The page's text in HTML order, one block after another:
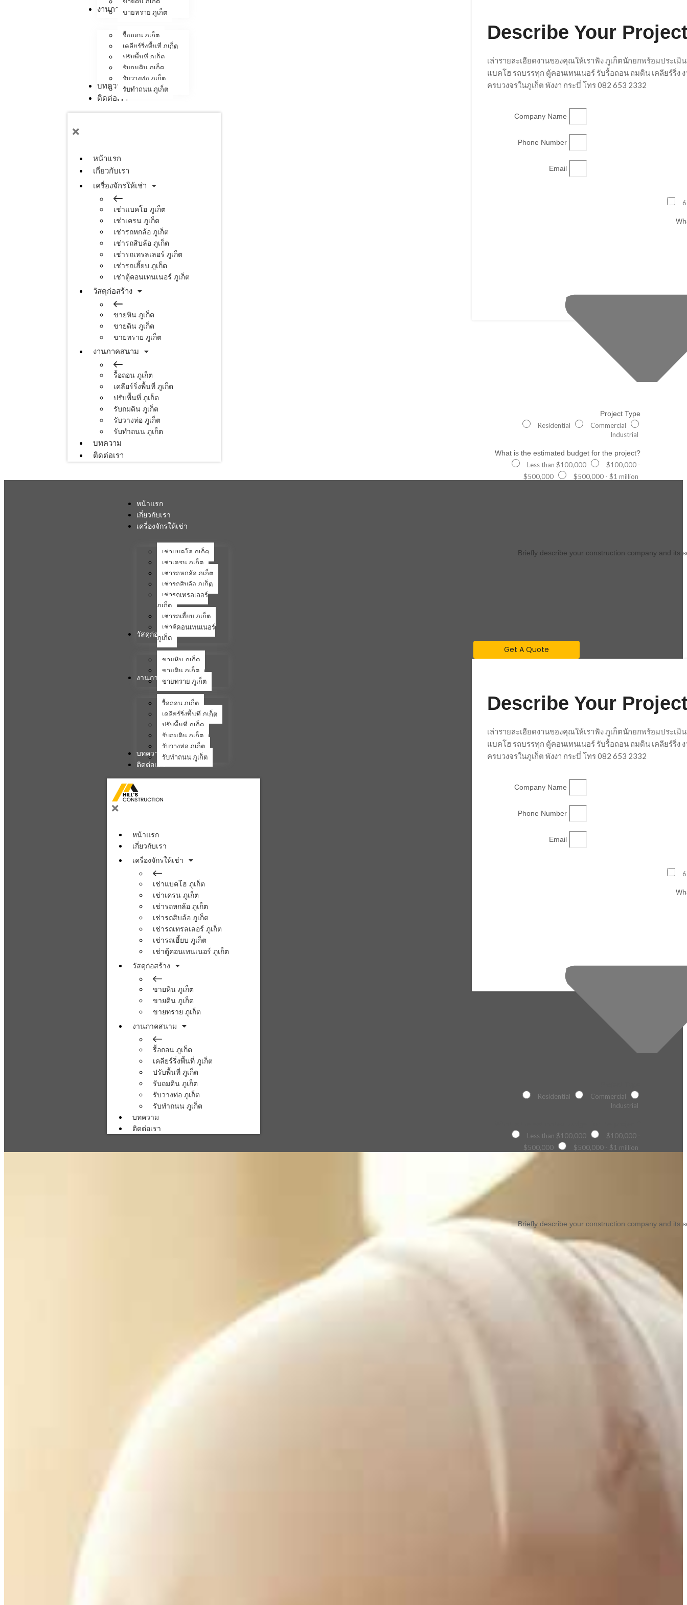
ขายทราย ภูเก็ต
งานภาคสนาม
รื้อถอน ภูเก็ต
เคลียร์ริ่งพื้นที่ ภูเก็ต
ปรับพื้นที่ ภูเก็ต
รับถมดิน ภูเก็ต
รับวางท่อ ภูเก็ต
รับทำถนน ภูเก็ต
บทความ
ติดต่อเรา
หน้าแรก
เกี่ยวกับเรา
เครื่องจักรให้เช่า
เช่าแบคโฮ ภูเก็ต
เช่าเครน ภูเก็ต
เช่ารถหกล้อ ภูเก็ต
เช่ารถสิบล้อ ภูเก็ต
เช่ารถเทรลเลอร์ ภูเก็ต
เช่ารถเฮี้ยบ ภูเก็ต
เช่าตู้คอนเทนเนอร์ ภูเก็ต
วัสดุก่อสร้าง
ขายหิน ภูเก็ต
ขายดิน ภูเก็ต
ขายทราย ภูเก็ต
งานภาคสนาม
รื้อถอน ภูเก็ต
เคลียร์ริ่งพื้นที่ ภูเก็ต
ปรับพื้นที่ ภูเก็ต
รับถมดิน ภูเก็ต
รับวางท่อ ภูเก็ต
รับทำถนน ภูเก็ต
บทความ
ติดต่อเรา
Describe Your
เล่ารายละเอียดงานของคุณให้เราฟัง ภูเก็ตนักยกพร้อมประเมิ
แบคโฮ รถบรรทุก ตู้คอนเทนเนอร์ รับรื้อถอน ถมดิน เคลียร์ริ่ง
ครบวงจรในภูเก็ต พังงา กระบี่ โทร 082 653 2332
Company Name
Phone Number
Email
Project Type
Residential
Commercial
Industrial
What is the estimated budget for the project?
Less than $100,000
$100,000 -
$500,000
$500,000 - $1 million
Briefly describe your construction company and its
หน้าแรก
เกี่ยวกับเรา
เครื่องจักรให้เช่า
เช่าแบคโฮ ภูเก็ต
เช่าเครน ภูเก็ต
เช่ารถหกล้อ ภูเก็ต
เช่ารถสิบล้อ ภูเก็ต
เช่ารถเทรลเลอร์
ภูเก็ต
เช่ารถเฮี้ยบ ภูเก็ต
เช่าตู้คอนเทนเนอร์
ภูเก็ต
วัสดุก่อสร้าง
ขายหิน ภูเก็ต
ขายดิน ภูเก็ต
ขายทราย ภูเก็ต
งานภาคสนาม
รื้อถอน ภูเก็ต
เคลียร์ริ่งพื้นที่ ภูเก็ต
ปรับพื้นที่ ภูเก็ต
รับถมดิน ภูเก็ต
รับวางท่อ ภูเก็ต
รับทำถนน ภูเก็ต
บทความ
ติดต่อเรา
หน้าแรก
เกี่ยวกับเรา
เครื่องจักรให้เช่า
เช่าแบคโฮ ภูเก็ต
เช่าเครน ภูเก็ต
เช่ารถหกล้อ ภูเก็ต
เช่ารถสิบล้อ ภูเก็ต
เช่ารถเทรลเลอร์ ภูเก็ต
เช่ารถเฮี้ยบ ภูเก็ต
เช่าตู้คอนเทนเนอร์ ภูเก็ต
วัสดุก่อสร้าง
ขายหิน ภูเก็ต
ขายดิน ภูเก็ต
ขายทราย ภูเก็ต
งานภาคสนาม
รื้อถอน ภูเก็ต
เคลียร์ริ่งพื้นที่ ภูเก็ต
ปรับพื้นที่ ภูเก็ต
รับถมดิน ภูเก็ต
รับวางท่อ ภูเก็ต
รับทำถนน ภูเก็ต
บทความ
ติดต่อเรา
Get A Quote
Describe Your
เล่ารายละเอียดงานของคุณให้เราฟัง ภูเก็ตนักยกพร้อมประเมิ
แบคโฮ รถบรรทุก ตู้คอนเทนเนอร์ รับรื้อถอน ถมดิน เคลียร์ริ่ง
ครบวงจรในภูเก็ต พังงา กระบี่ โทร 082 653 2332
Company Name
Phone Number
Email
Residential
Commercial
Industrial
Less than $100,000
$100,000 -
$500,000
$500,000 - $1 million
Briefly describe your construction company and its